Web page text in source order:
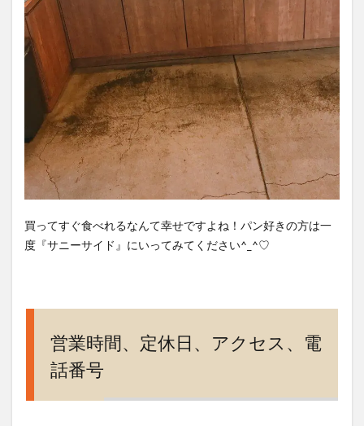
買ってすぐ食べれるなんて幸せですよね！パン好きの方は一
度『サニーサイド』にいってみてください^_^♡
営業時間、定休日、アクセス、電
話番号